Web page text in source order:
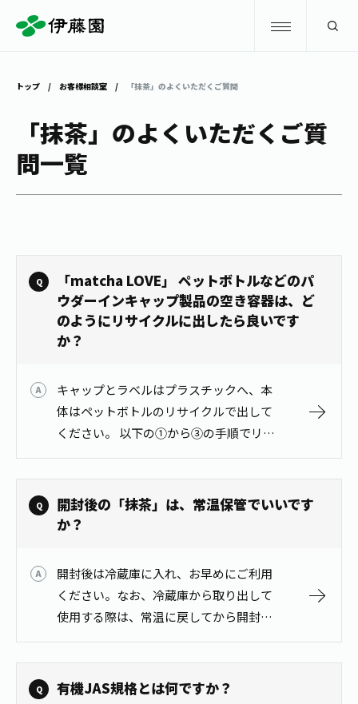
商品情報トップ
お〜いお茶
健康ミネラルむぎ茶
TULLY'S COFFEE
商品情報
ブランドから探す
カテゴリーから探す
キーワードから探す
安全・安心への取組み
キャンペーン
お茶を知る・楽しむ
お茶を楽しむ
お茶のいれ方
動画ギャラリー
レシピ集
お茶百科
お茶百科キッズ
茶産地育成事業
茶殻リサイクルシステム
ウェルネスフォーラム
体験・イベント
体験・イベント
見学・体験
工場見学
お茶の複合型博物館
食育・文化
食育・イベント
Green Tea for Good
伊藤園レディス
店舗・通販
店舗・通販
伊藤園の店舗トップ
茶寮伊藤園
店舗検索
THE ITOEN
健康体
企業情報 GLOBAL
トップ お客様相談室 「抹茶」のよくいただくご質問
「抹茶」のよくいただくご質
問一覧
「matcha LOVE」 ペットボトルなどのパ
ウダーインキャップ製品の空き容器は、ど
のようにリサイクルに出したら良いです
か？
キャップとラベルはプラスチックへ、本
体はペットボトルのリサイクルで出して
ください。 以下の①から③の手順でリサ
イクルにお出しください。 ①容器から、
キャップとラベルをはずします。 ②キャ
ップとラベルはプラスチックとしてお…
開封後の「抹茶」は、常温保管でいいです
か？
開封後は冷蔵庫に入れ、お早めにご利用
ください。なお、冷蔵庫から取り出して
使用する際は、常温に戻してから開封し
てください。
有機JAS規格とは何ですか？